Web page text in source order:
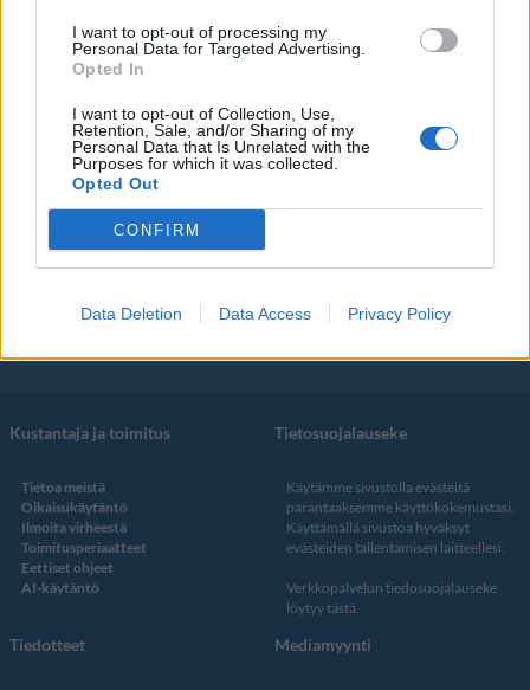
I want to opt-out of processing my
Personal Data for Targeted Advertising.
Opted In
I want to opt-out of Collection, Use,
Retention, Sale, and/or Sharing of my
Personal Data that Is Unrelated with the
Purposes for which it was collected.
Opted Out
CONFIRM
Data Deletion Data Access Privacy Policy
Lifestyle
Matkailu
Koti & Asuminen
Viihde
Viihdeuutiset
Autot
Digi
Pelit
Some
Instagram
Kustantaja ja toimitus
Tietoa meistä
Oikaisukäytäntö
Ilmoita virheestä
Toimitusperiaatteet
Eettiset ohjeet
AI-käytäntö
Tietosuojalauseke
Käytämme sivustolla evästeitä
parantaaksemme käyttökokemustasi.
Käyttämällä sivustoa hyväksyt
evästeiden tallentamisen laitteellesi.
Verkkopalvelun tiedosuojalauseke
löytyy tästä
Tiedotteet Mediamyynti